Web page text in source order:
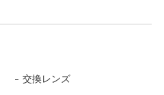
交換レンズ